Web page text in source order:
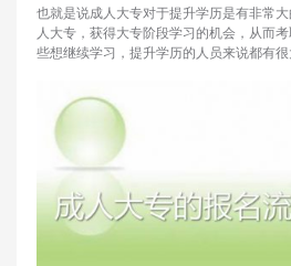
也就是说成人大专对于提升学历是有非常
人大专，获得大专阶段学习的机会，从而
些想继续学习，提升学历的人员来说都有很